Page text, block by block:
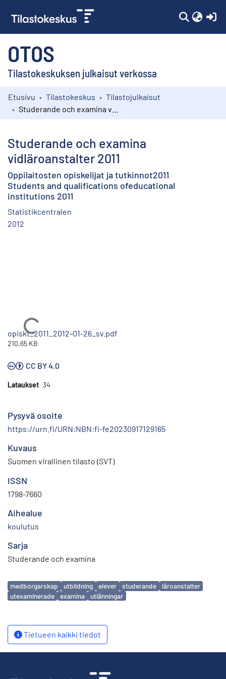
OTOS
Tilastokeskuksen julkaisut verkossa
Kokoelmat
Etusivu Tilastokeskus
Tilastojulkaisut
Studerande och examina
vidläroanstalter 2011
Oppilaitosten opiskelijat ja tutkinnot2011
Students and qualifications ofeducational
institutions 2011
Statistikcentralen
2012
Ladataan...
opiskt_2011_2012-01-26_sv.pdf
210.65 KB
CC BY 4.0
Lataukset 34
Pysyvä osoite
https://urn.fi/URN:NBN:fi-fe20230917129165
Kuvaus
Suomen virallinen tilasto (SVT)
ISSN
1798-7660
Aihealue
koulutus
Sarja
Studerande och examina
Avainsanat
medborgarskap utbildning elever studerande
läroanstalter
utexaminerade
examina utlänningar
Tietueen kaikki tiedot